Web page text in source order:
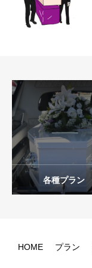
各種プラン
HOME プラン